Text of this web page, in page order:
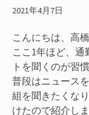
2021年4月7日
こんにちは、高橋
ここ1年ほど、
トを聞くのが習
普段はニュース
組を聞きたくな
けたので紹介しま